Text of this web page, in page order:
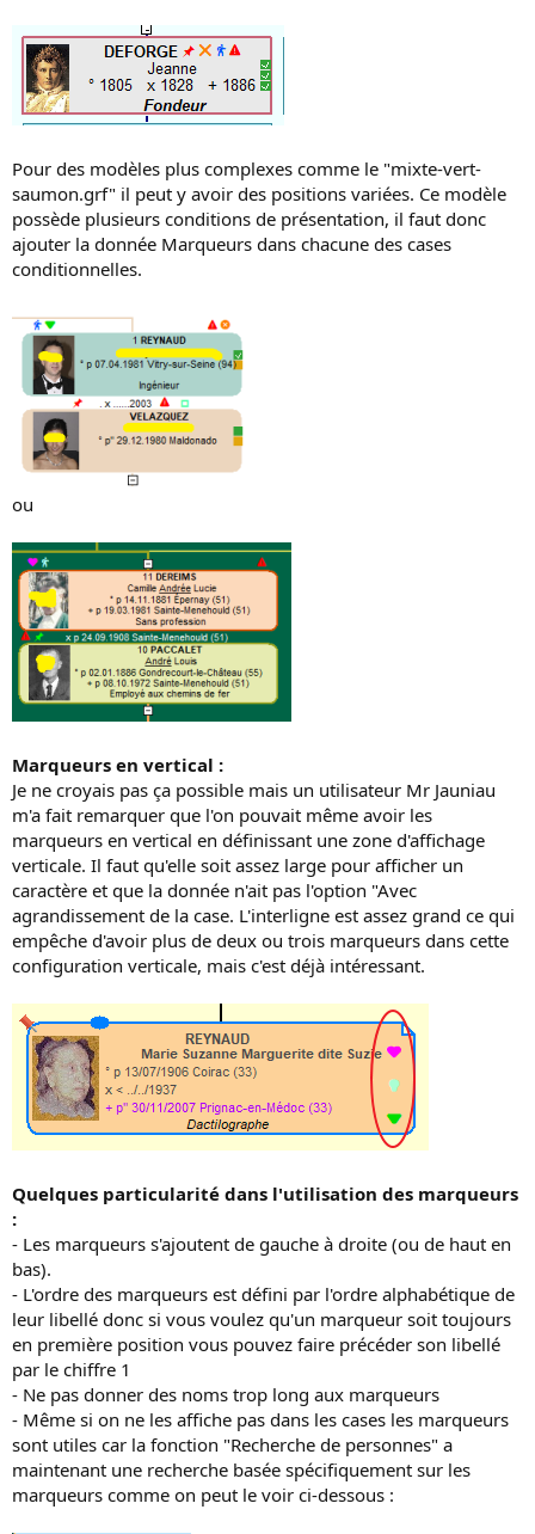
Pour des modèles plus complexes comme le "mixte-vert-
saumon.grf" il peut y avoir des positions variées. Ce modèle
possède plusieurs conditions de présentation, il faut donc
ajouter la donnée Marqueurs dans chacune des cases
conditionnelles.
ou
Marqueurs en vertical :
Je ne croyais pas ça possible mais un utilisateur Mr Jauniau
m'a fait remarquer que l'on pouvait même avoir les
marqueurs en vertical en définissant une zone d'affichage
verticale. Il faut qu'elle soit assez large pour afficher un
caractère et que la donnée n'ait pas l'option "Avec
agrandissement de la case. L'interligne est assez grand ce qui
empêche d'avoir plus de deux ou trois marqueurs dans cette
configuration verticale, mais c'est déjà intéressant.
Quelques particularité dans l'utilisation des marqueurs
:
- Les marqueurs s'ajoutent de gauche à droite (ou de haut en
bas).
- L'ordre des marqueurs est défini par l'ordre alphabétique de
leur libellé donc si vous voulez qu'un marqueur soit toujours
en première position vous pouvez faire précéder son libellé
par le chiffre 1
- Ne pas donner des noms trop long aux marqueurs
- Même si on ne les affiche pas dans les cases les marqueurs
sont utiles car la fonction "Recherche de personnes" a
maintenant une recherche basée spécifiquement sur les
marqueurs comme on peut le voir ci-dessous :